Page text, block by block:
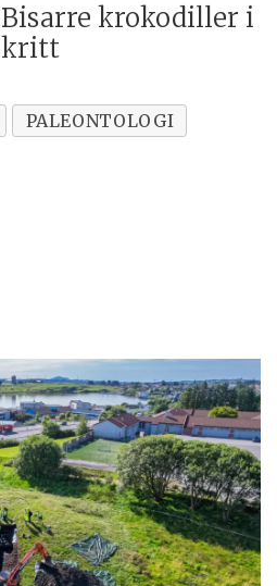
Bisarre krokodiller i
kritt
PALEONTOLOGI